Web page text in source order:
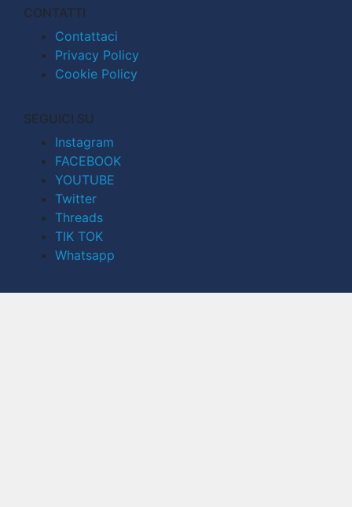
CONTATTI
Contattaci
Privacy Policy
Cookie Policy
SEGUICI SU
Instagram
FACEBOOK
YOUTUBE
Twitter
Threads
TIK TOK
Whatsapp